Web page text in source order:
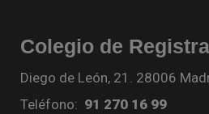
Colegio de
Diego de León, 21. 28006
Teléfono: 91 270 16 99